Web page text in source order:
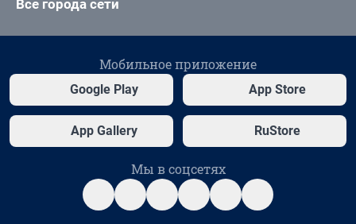
Все города сети
Мобильное приложение
Google Play App Store
App Gallery RuStore
Мы в соцсетях